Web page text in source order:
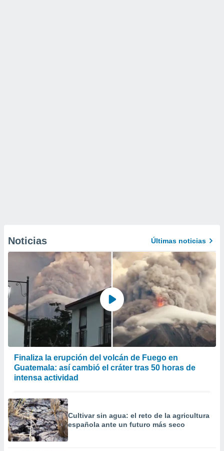
Noticias Últimas noticias
Finaliza la erupción del volcán de Fuego en
Guatemala: así cambió el cráter tras 50 horas de
intensa actividad
Cultivar sin agua: el reto de la agricultura
española ante un futuro más seco